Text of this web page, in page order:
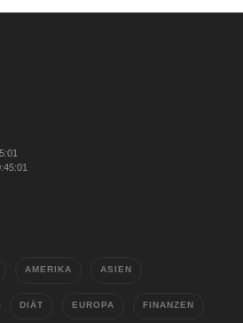
AMERIKA ASIEN
DIÄT EUROPA FINANZEN